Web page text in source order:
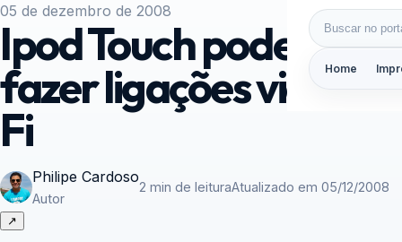
Buscar por:
Home
05 de dezembro de 2008
Ipod Touch poderá
fazer ligações via Wi-
Fi
Philipe Cardoso
Autor
2 min de leituraAtualizado em 05/12/2008
↗